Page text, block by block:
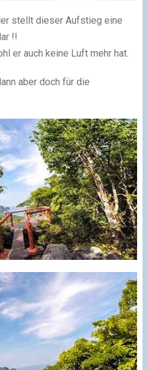
stellt dieser Aufstieg eine
!!
er auch keine Luft mehr hat.
aber doch für die